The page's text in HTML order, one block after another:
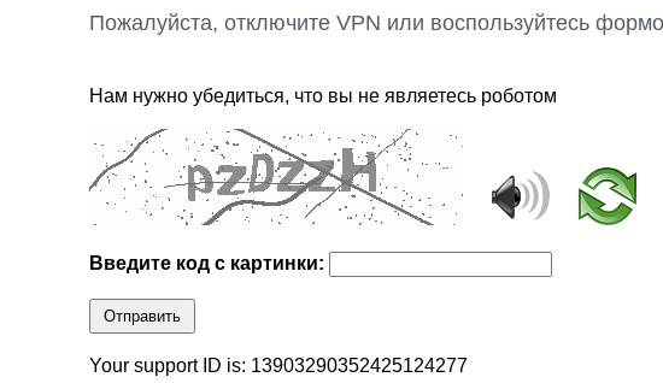
Пожалуйста, отключите VPN или воспользуйтесь
Нам нужно убедиться, что вы не являетесь роботом
Введите код с картинки:
Отправить
Your support ID is: 13903290352425124277